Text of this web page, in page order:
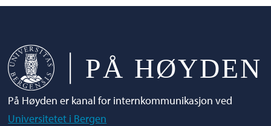
På Høyden er kanal for internkommunikasjon ved
Universitetet i Bergen